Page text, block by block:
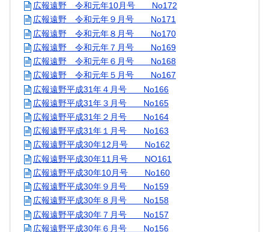
広報遠野 令和元年10月号 No172
広報遠野 令和元年９月号 No171
広報遠野 令和元年８月号 No170
広報遠野 令和元年７月号 No169
広報遠野 令和元年６月号 No168
広報遠野 令和元年５月号 No167
広報遠野平成31年４月号 No166
広報遠野平成31年３月号 No165
広報遠野平成31年２月号 No164
広報遠野平成31年１月号 No163
広報遠野平成30年12月号 No162
広報遠野平成30年11月号 NO161
広報遠野平成30年10月号 No160
広報遠野平成30年９月号 No159
広報遠野平成30年８月号 No158
広報遠野平成30年７月号 No157
広報遠野平成30年６月号 No156